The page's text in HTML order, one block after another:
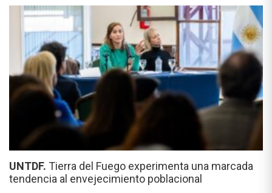
UNTDF. Tierra del Fuego experimenta una marcada
tendencia al envejecimiento poblacional